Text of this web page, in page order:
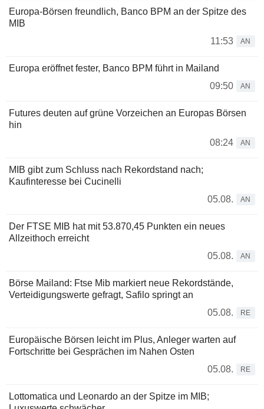
Europa-Börsen freundlich, Banco BPM an der Spitze des
MIB
11:53
AN
Europa eröffnet fester, Banco BPM führt in Mailand
09:50
AN
Futures deuten auf grüne Vorzeichen an Europas Börsen
hin
08:24
AN
MIB gibt zum Schluss nach Rekordstand nach;
Kaufinteresse bei Cucinelli
05.08.
AN
Der FTSE MIB hat mit 53.870,45 Punkten ein neues
Allzeithoch erreicht
05.08.
AN
Börse Mailand: Ftse Mib markiert neue Rekordstände,
Verteidigungswerte gefragt, Safilo springt an
05.08.
RE
Europäische Börsen leicht im Plus, Anleger warten auf
Fortschritte bei Gesprächen im Nahen Osten
05.08.
RE
Lottomatica und Leonardo an der Spitze im MIB;